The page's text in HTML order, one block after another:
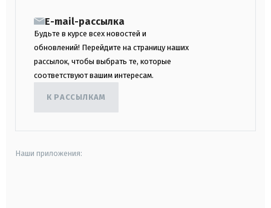
E-mail-рассылка
Будьте в курсе всех новостей и
обновлений! Перейдите на страницу наших
рассылок, чтобы выбрать те, которые
соответствуют вашим интересам.
К РАССЫЛКАМ
Наши приложения: